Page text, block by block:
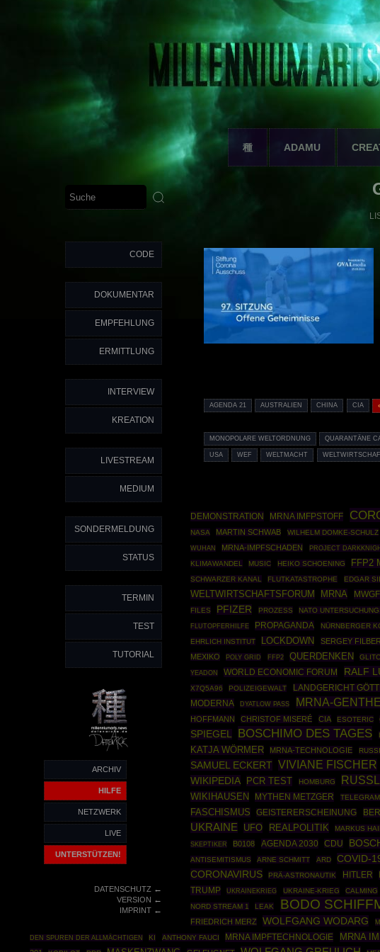
種 ADAMU
CODE
DOKUMENTAR
EMPFEHLUNG
ERMITTLUNG
INTERVIEW
KREATION
LIVESTREAM
MEDIUM
SONDERMELDUNG
STATUS
TERMIN
TEST
TUTORIAL
ARCHIV
HILFE
NETZWERK
LIVE
UNTERSTÜTZEN!
DATENSCHUTZ←
VERSION ←
IMPRINT←
AGENDA 21 AUSTRALIEN CHINA CIA
MONOPOLARE WELTORDNUNG QUARANTÄNE
USA WEF WELTMACHT
DEMONSTRATION
MRNA IMFPSTOFF
NASA
MARTIN SCHWAB WILHELM DOMKE-SCHULZ
WUHAN MRNA-IMPFSCHADEN PROJECT
KLIMAWANDEL
MUSIC HEIKO SCHOENING FFP2
SCHWARZER KANAL FLUTKATASTROPHE EDGAR
WELTWIRTSCHAFTSFORUM MRNA
FILES
PFIZER PROZESS NATO
FLUTOPFERHILFE PROPAGANDA NÜRNBERGER
EHRLICH INSTITUT
LOCKDOWN SERGEY
MEXIKO POLY GRID FFP2 QUERDENKEN
YEADON WORLD ECONOMIC FORUM RALF
X7Q5A96
POLIZEIGEWALT LANDGERICHT
MODERNA DYATLOW PASS MRNA-
HOFFMANN
CHRISTOF MISERÉ CIA ESOTERIC
SPIEGEL
BOSCHIMO DES TAGES
KATJA WÖRMER MRNA-TECHNOLOGIE
SAMUEL ECKERT VIVIANE FISCHER
WIKIPEDIA PCR TEST HOMBURG
WIKIHAUSEN
MYTHEN METZGER TELEGRAM
FASCHISMUS GEISTERERSCHEINUNG
UKRAINE UFO REALPOLITIK MARKUS
SKEPTIKER
B0108 AGENDA 2030 CDU
ANTISEMITISMUS
ARNE SCHMITT ARD COVID-
CORONAVIRUS PRÄ-ASTRONAUTIK HITLER
TRUMP
UKRAINEKRIEG UKRAINE-KRIEG CALMING
NORD STREAM 1
LEAK BODO
FRIEDRICH MERZ
WOLFGANG WODARG
DEN SPUREN DER ALLMÄCHTIGEN KI ANTHONY FAUCI MRNA IMPFTECHNOLOGIE MRNA